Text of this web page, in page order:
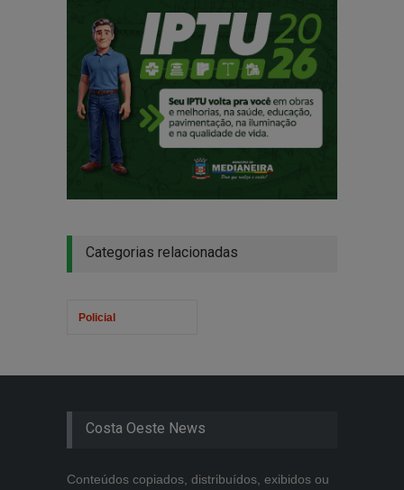
Categorias relacionadas
Policial
Costa Oeste News
Conteúdos copiados, distribuídos, exibidos ou